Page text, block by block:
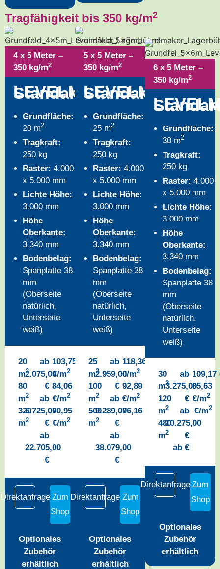
Tragfähigkeit bis 350 kg/m2
4 x 5 Meter –
350 kg/m2
LEVELMAKER®
Standard
Grundfläche:
20 m2
Tragkraft:
250 kg
Raster: 4.000
x 5.000 mm
Lichte Höhe:
3.000 mm
Höhe
Oberkante:
3.340 mm
Bodenbelag:
Spanplatte 38
mm
(Oberseite
natürlich,
Unterseite
weiß)
20
m2
80
m2
320
m2
ab
2.075,00
€
ab
6.725,00
€
ab
22.705,00
€
103,75
€/m2
84,06
€/m2
70,95
€/m2
Direktanfrage Zum
Shop
Optionales
Zubehör
erhältlich
5 x 5 Meter –
350 kg/m2
LEVELMAKER®
Standard
Grundfläche:
25 m2
Tragkraft:
250 kg
Raster: 4.000
x 5.000 mm
Lichte Höhe:
3.000 mm
Höhe
Oberkante:
3.340 mm
Bodenbelag:
Spanplatte 38
mm
(Oberseite
natürlich,
Unterseite
weiß)
25
m2
100
m2
500
m2
ab
2.959,00
€
ab
9.289,00
€
ab
38.079,00
€
118,36
€/m2
92,89
€/m2
76,16€/m2
Direktanfrage Zum
Shop
Optionales
Zubehör
erhältlich
6 x 5 Meter –
350 kg/m2
Grundfläche:
30 m2
Tragkraft:
250 kg
Raster: 4.000
x 5.000 mm
Lichte Höhe:
3.000 mm
Höhe
Oberkante:
3.340 mm
Bodenbelag:
Spanplatte 38
mm
(Oberseite
natürlich,
Unterseite
weiß)
30
m2
120
m2
480
m2
ab
3.275,00
€
ab
10.275,00
€
ab€
109,17
85,63
€/m2
€/m2
Direktanfrage Zum
Shop
Optionales
Zubehör
erhältlich